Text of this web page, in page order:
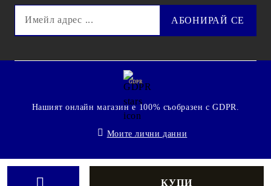
GDPR
Нашият онлайн магазин е 100% съобразен с GDPR.
Моите лични данни